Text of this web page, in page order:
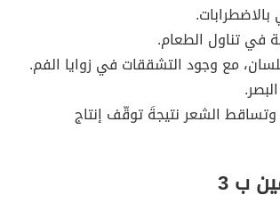
في تناول الطعام.
مع وجود التشققات في زوايا الفم.
وتساقط الشعر نتيجةَ توقّف إنتاج
ب 3